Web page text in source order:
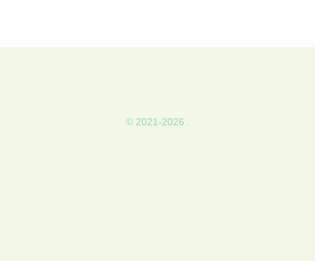
© 2021-2026 .